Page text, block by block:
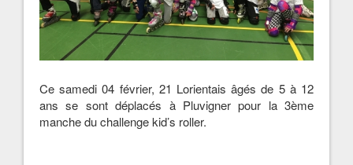
Ce samedi 04 février, 21 Lorientais âgés de 5 à 12
ans se sont déplacés à Pluvigner pour la 3ème
manche du challenge kid’s roller.